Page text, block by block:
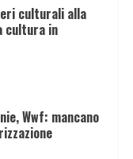
culturali alla
cultura in
Wwf: mancano